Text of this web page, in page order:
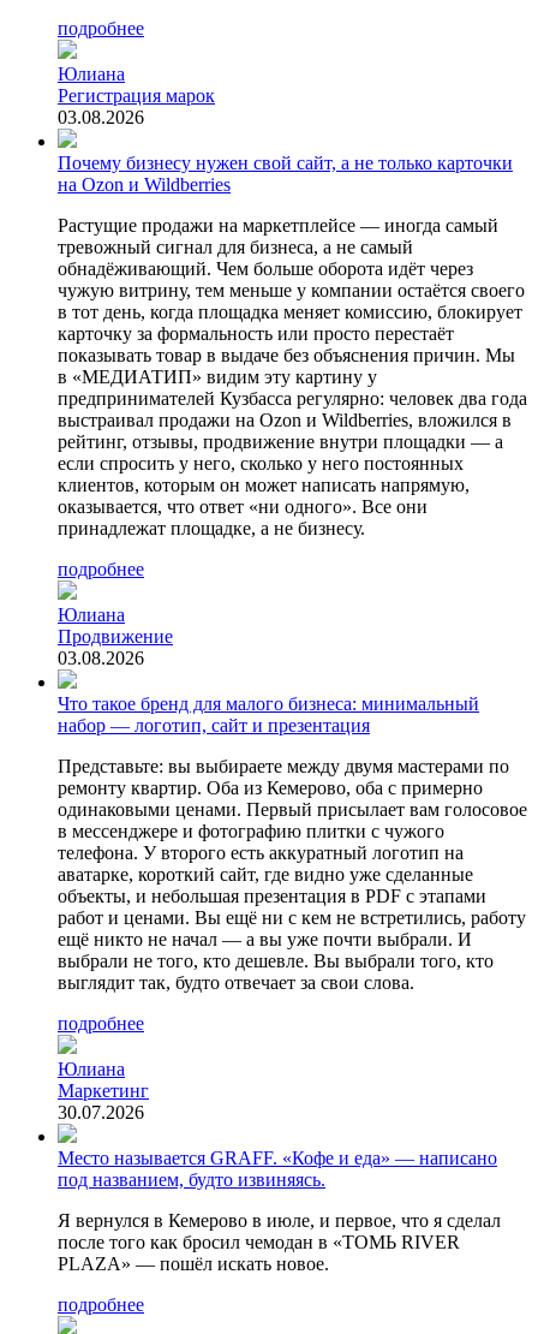
подробнее
Юлиана
Регистрация марок
03.08.2026
Почему бизнесу нужен свой сайт, а не только карточки
на Ozon и Wildberries
Растущие продажи на маркетплейсе — иногда самый
тревожный сигнал для бизнеса, а не самый
обнадёживающий. Чем больше оборота идёт через
чужую витрину, тем меньше у компании остаётся своего
в тот день, когда площадка меняет комиссию, блокирует
карточку за формальность или просто перестаёт
показывать товар в выдаче без объяснения причин. Мы
в «МЕДИАТИП» видим эту картину у
предпринимателей Кузбасса регулярно: человек два года
выстраивал продажи на Ozon и Wildberries, вложился в
рейтинг, отзывы, продвижение внутри площадки — а
если спросить у него, сколько у него постоянных
клиентов, которым он может написать напрямую,
оказывается, что ответ «ни одного». Все они
принадлежат площадке, а не бизнесу.
подробнее
Юлиана
Продвижение
03.08.2026
Что такое бренд для малого бизнеса: минимальный
набор — логотип, сайт и презентация
Представьте: вы выбираете между двумя мастерами по
ремонту квартир. Оба из Кемерово, оба с примерно
одинаковыми ценами. Первый присылает вам голосовое
в мессенджере и фотографию плитки с чужого
телефона. У второго есть аккуратный логотип на
аватарке, короткий сайт, где видно уже сделанные
объекты, и небольшая презентация в PDF с этапами
работ и ценами. Вы ещё ни с кем не встретились, работу
ещё никто не начал — а вы уже почти выбрали. И
выбрали не того, кто дешевле. Вы выбрали того, кто
выглядит так, будто отвечает за свои слова.
подробнее
Юлиана
Маркетинг
30.07.2026
Место называется GRAFF. «Кофе и еда» — написано
под названием, будто извиняясь.
Я вернулся в Кемерово в июле, и первое, что я сделал
после того как бросил чемодан в «ТОМЬ RIVER
PLAZA» — пошёл искать новое.
подробнее